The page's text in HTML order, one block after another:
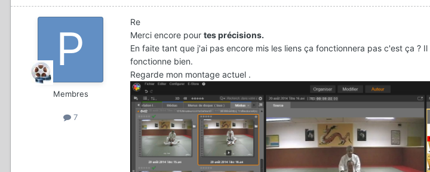
Membres
7
Re
Merci encore pour tes précisions.
En faite tant que j'ai pas encore mis les liens ça fonctionnera pas c'est ça ?
fonctionne bien.
Regarde mon montage actuel .